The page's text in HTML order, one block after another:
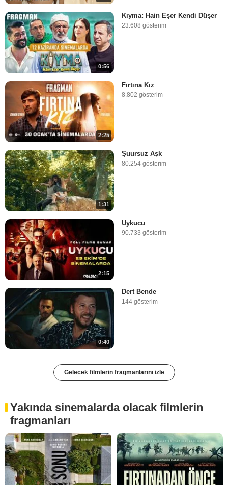
0:56
Kıyma: Hain Eşer Kendi Düşer
23.608 gösterim
2:25
Fırtına Kız
8.802 gösterim
1:31
Şuursuz Aşk
80.254 gösterim
2:15
Uykucu
90.733 gösterim
0:40
Dert Bende
144 gösterim
Gelecek filmlerin fragmanlarını izle
Yakında sinemalarda olacak filmlerin
fragmanları